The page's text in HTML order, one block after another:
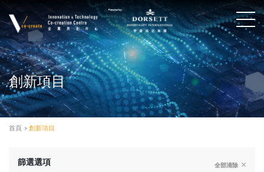
創新項目
首頁 > 創新項目
篩選選項 全部清除